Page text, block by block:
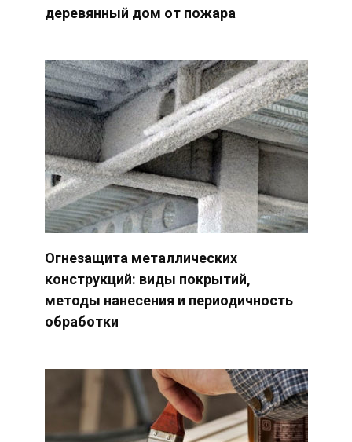
деревянный дом от пожара
Огнезащита металлических
конструкций: виды покрытий,
методы нанесения и периодичность
обработки